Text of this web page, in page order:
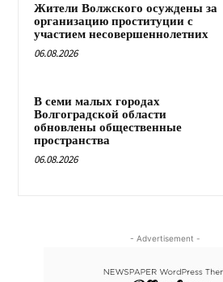
Жители Волжского осуждены за
организацию проституции с
участием несовершеннолетних
06.08.2026
В семи малых городах
Волгоградской области
обновлены общественные
пространства
06.08.2026
- Advertisement -